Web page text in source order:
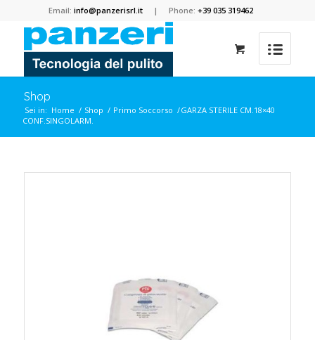
Email:info@panzerisrl.it | Phone:+39 035 319462
Shop
Sei in: Home / Shop / Primo Soccorso /GARZA STERILE CM.18×40
CONF.SINGOLARM.